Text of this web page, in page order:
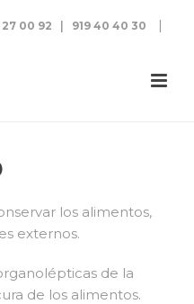
27 00 92 919 40 40 30 |
los alimentos,
externos.
de la
de los alimentos.